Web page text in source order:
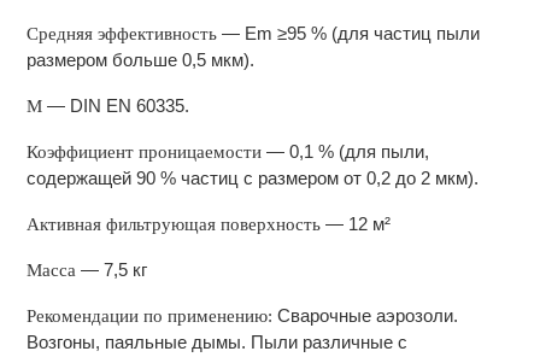
Cредняя эффективность — Еm ≥95 % (для частиц пыли
размером больше 0,5 мкм).
M — DIN EN 60335.
Коэффициент проницаемости— 0,1 % (для пыли,
содержащей 90 % частиц с размером от 0,2 до 2 мкм).
Активная фильтрующая поверхность— 12 м²
Масса — 7,5 кг
Рекомендации по применению:Сварочные аэрозоли.
Возгоны, паяльные дымы. Пыли различные с